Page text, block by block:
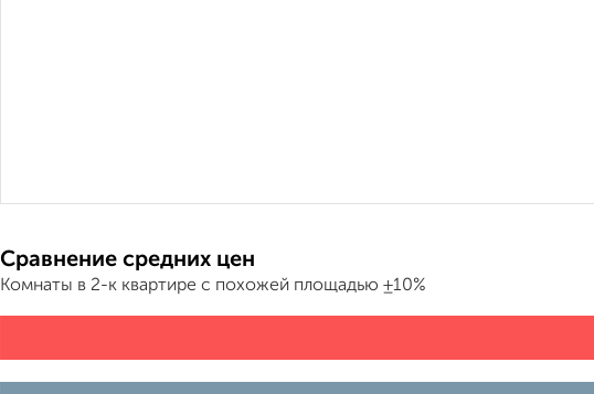
Сравнение средних цен
Комнаты в 2-к квартире с похожей площадью ±10%